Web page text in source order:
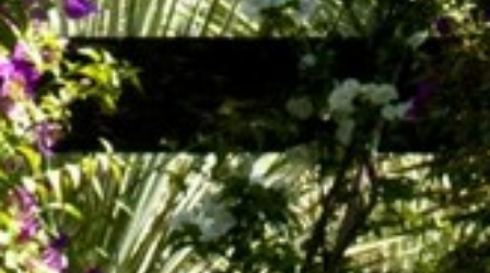
ANIMAZIONE